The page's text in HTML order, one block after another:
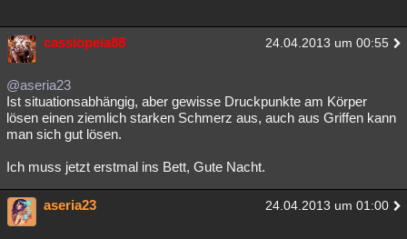
cassiopeia88 24.04.2013 um 00:55
@aseria23
Ist situationsabhängig, aber gewisse Druckpunkte am Körper
lösen einen ziemlich starken Schmerz aus, auch aus Griffen kann
man sich gut lösen.
Ich muss jetzt erstmal ins Bett, Gute Nacht.
aseria23 24.04.2013 um 01:00